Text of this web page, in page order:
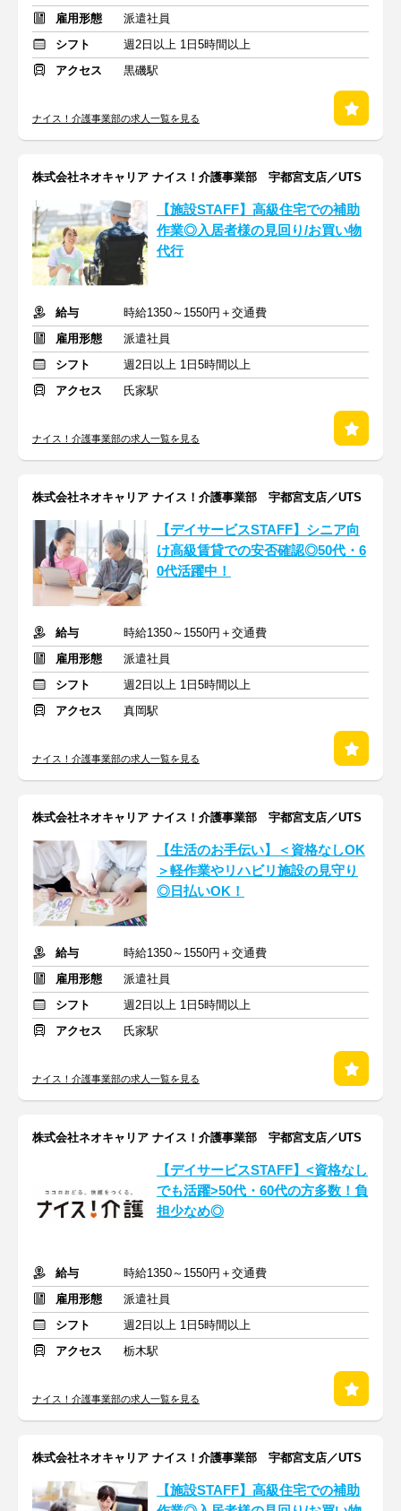
雇用形態
派遣社員
シフト
週2日以上 1日5時間以上
アクセス
黒磯駅
ナイス！介護事業部の求人一覧を見る
株式会社ネオキャリア ナイス！介護事業部 宇都宮支店／UTS
【施設STAFF】高級住宅での補助
作業◎入居者様の見回り/お買い物
代行
給与
時給1350～1550円＋交通費
雇用形態
派遣社員
シフト
週2日以上 1日5時間以上
アクセス
氏家駅
ナイス！介護事業部の求人一覧を見る
株式会社ネオキャリア ナイス！介護事業部 宇都宮支店／UTS
【デイサービスSTAFF】シニア向
け高級賃貸での安否確認◎50代・6
0代活躍中！
給与
時給1350～1550円＋交通費
雇用形態
派遣社員
シフト
週2日以上 1日5時間以上
アクセス
真岡駅
ナイス！介護事業部の求人一覧を見る
株式会社ネオキャリア ナイス！介護事業部 宇都宮支店／UTS
【生活のお手伝い】＜資格なしOK
＞軽作業やリハビリ施設の見守り
◎日払いOK！
給与
時給1350～1550円＋交通費
雇用形態
派遣社員
シフト
週2日以上 1日5時間以上
アクセス
氏家駅
ナイス！介護事業部の求人一覧を見る
株式会社ネオキャリア ナイス！介護事業部 宇都宮支店／UTS
【デイサービスSTAFF】<資格なし
でも活躍>50代・60代の方多数！負
担少なめ◎
給与
時給1350～1550円＋交通費
雇用形態
派遣社員
シフト
週2日以上 1日5時間以上
アクセス
栃木駅
ナイス！介護事業部の求人一覧を見る
株式会社ネオキャリア ナイス！介護事業部 宇都宮支店／UTS
【施設STAFF】高級住宅での補助